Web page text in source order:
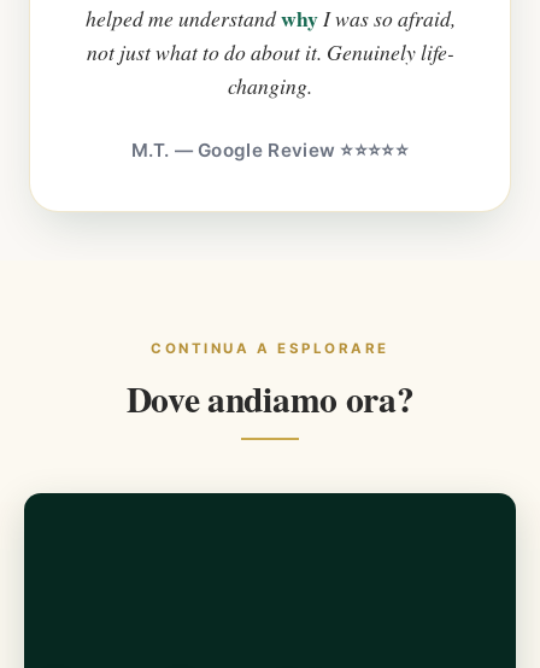
helped me understandwhyI was so afraid,
not just what to do about it. Genuinely life-
changing.
M.T. — Google Review ⭐⭐⭐⭐⭐
CONTINUA A ESPLORARE
Dove andiamo ora?